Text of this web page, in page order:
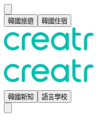
韓國旅遊 韓國住宿
韓國新知 語言學校